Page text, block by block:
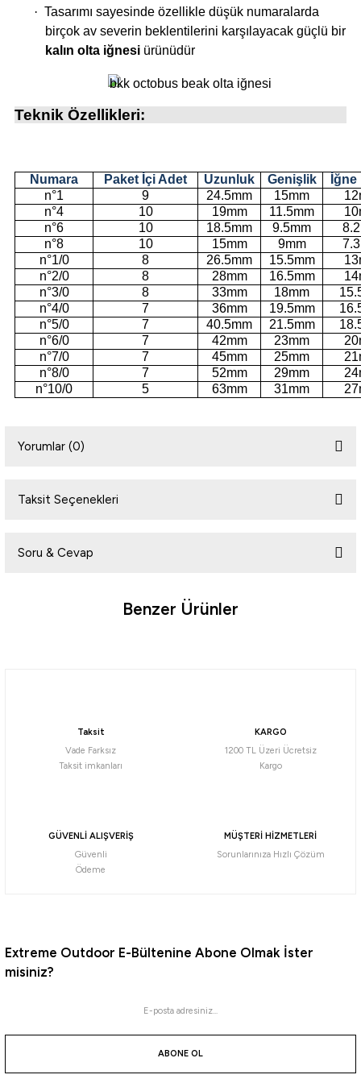
· Tasarımı sayesinde özellikle düşük numaralarda
birçok av severin beklentilerini karşılayacak güçlü bir
kalın olta iğnesi ürünüdür
Teknik Özellikleri:
Numara Paket İçi Adet Uzunluk Genişlik
n°1
9 24.5mm 15mm
n°4
10 19mm 11.5mm
n°6
10 18.5mm 9.5mm
n°8
10 15mm 9mm
n°1/0
8 26.5mm 15.5mm
n°2/0
8 28mm 16.5mm
n°3/0
8 33mm 18mm
n°4/0
7 36mm 19.5mm
n°5/0
7 40.5mm 21.5mm
n°6/0
7 42mm 23mm
n°7/0
7 45mm 25mm
n°8/0
7 52mm 29mm
n°10/0
5 63mm 31mm
Yorumlar (0)
Taksit Seçenekleri
Soru & Cevap
Ürün hakkında henüz soru sorulmamış.
Benzer Ürünler
NO:1 NO:1/0 NO:3/0 NO:2 NO:3
NO:2/0
Taksit
Vade Farksız
Taksit imkanları
KARGO
1200 TL Üzeri Ücretsiz
Kargo
GÜVENLİ ALIŞVERİŞ
Güvenli
Ödeme
MÜŞTERİ HİZMETLERİ
Sorunlarınıza Hızlı Çözüm
Extreme Outdoor E-Bültenine Abone Olmak İster
misiniz?
ABONE OL